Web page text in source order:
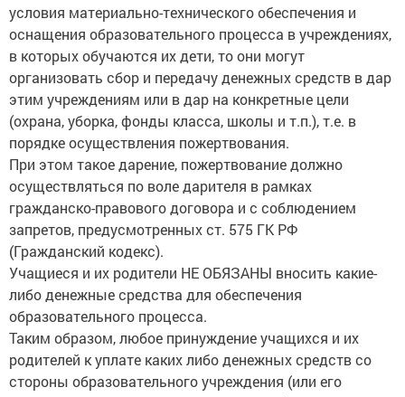
условия материально-технического обеспечения и
оснащения образовательного процесса в учреждениях,
в которых обучаются их дети, то они могут
организовать сбор и передачу денежных средств в дар
этим учреждениям или в дар на конкретные цели
(охрана, уборка, фонды класса, школы и т.п.), т.е. в
порядке осуществления пожертвования.
При этом такое дарение, пожертвование должно
осуществляться по воле дарителя в рамках
гражданско-правового договора и с соблюдением
запретов, предусмотренных ст. 575 ГК РФ
(Гражданский кодекс).
Учащиеся и их родители НЕ ОБЯЗАНЫ вносить какие-
либо денежные средства для обеспечения
образовательного процесса.
Таким образом, любое принуждение учащихся и их
родителей к уплате каких либо денежных средств со
стороны образовательного учреждения (или его